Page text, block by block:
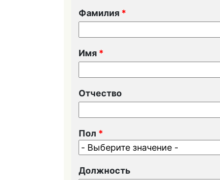
Фамилия *
Имя *
Отчество
Пол *
Должность